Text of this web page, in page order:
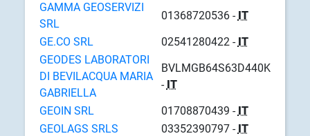
GAMMA GEOSERVIZI
SRL
01368720536 - IT
GE.CO SRL
02541280422 - IT
GEODES LABORATORI
DI BEVILACQUA MARIA
GABRIELLA
BVLMGB64S63D440K
- IT
GEOIN SRL
01708870439 - IT
GEOLAGS SRLS
03352390797 - IT